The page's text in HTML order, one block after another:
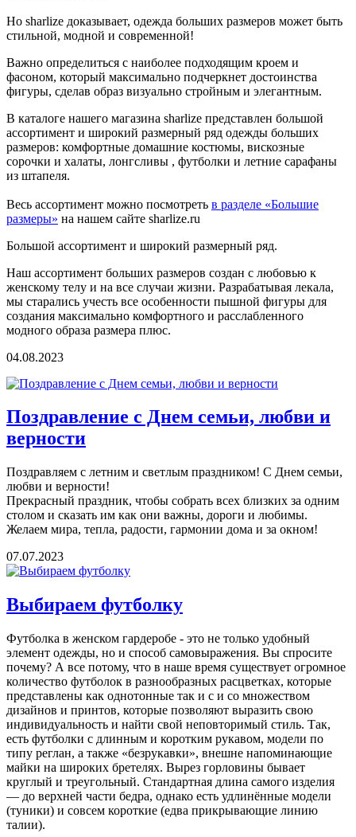
Но sharlize доказывает, одежда больших размеров может быть
стильной, модной и современной!
Важно определиться с наиболее подходящим кроем и
фасоном, который максимально подчеркнет достоинства
фигуры, сделав образ визуально стройным и элегантным.
В каталоге нашего магазина sharlize представлен большой
ассортимент и широкий размерный ряд одежды больших
размеров: комфортные домашние костюмы, вискозные
сорочки и халаты, лонгсливы , футболки и летние сарафаны
из штапеля.
Весь ассортимент можно посмотреть в разделе «Большие
размеры» на нашем сайте sharlize.ru
Большой ассортимент и широкий размерный ряд.
Наш ассортимент больших размеров создан с любовью к
женскому телу и на все случаи жизни. Разрабатывая лекала,
мы старались учесть все особенности пышной фигуры для
создания максимально комфортного и расслабленного
модного образа размера плюс.
04.08.2023
Поздравление с Днем семьи, любви и
верности
Поздравляем с летним и светлым праздником! С Днем семьи,
любви и верности!
Прекрасный праздник, чтобы собрать всех близких за одним
столом и сказать им как они важны, дороги и любимы.
Желаем мира, тепла, радости, гармонии дома и за окном!
07.07.2023
Выбираем футболку
Футболка в женском гардеробе - это не только удобный
элемент одежды, но и способ самовыражения. Вы спросите
почему? А все потому, что в наше время существует огромное
количество футболок в разнообразных расцветках, которые
представлены как однотонные так и с и со множеством
дизайнов и принтов, которые позволяют выразить свою
индивидуальность и найти свой неповторимый стиль. Так,
есть футболки с длинным и коротким рукавом, модели по
типу реглан, а также «безрукавки», внешне напоминающие
майки на широких бретелях. Вырез горловины бывает
круглый и треугольный. Стандартная длина самого изделия
— до верхней части бедра, однако есть удлинённые модели
(туники) и совсем короткие (едва прикрывающие линию
талии).